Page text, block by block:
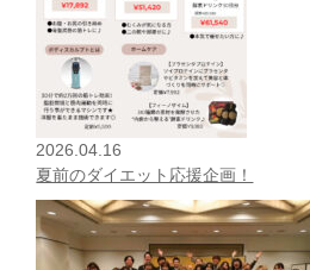
2026.04.16
夏前のダイエット応援企画！